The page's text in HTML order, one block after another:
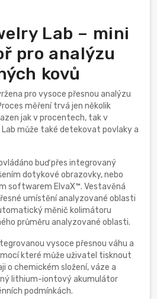
Lab – mini
pro analýzu
kovů
pro vysoce přesnou analýzu
měření trvá jen několik
jak v procentech, tak v
může také detekovat povlaky a
buď přes integrovaný
dotykové obrazovky, nebo
softwarem ElvaX™. Vestavěná
umístění analyzované oblasti
měnič kolimátoru
průměru analyzované oblasti.
vysoce přesnou váhu a
které může uživatel tisknout
o chemickém složení, váze a
lithium-iontový akumulátor
podmínkách.